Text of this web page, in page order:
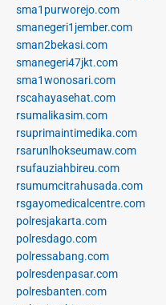
sma1purworejo.com
smanegeri1jember.com
sman2bekasi.com
smanegeri47jkt.com
sma1wonosari.com
rscahayasehat.com
rsumalikasim.com
rsuprimaintimedika.com
rsarunlhokseumaw.com
rsufauziahbireu.com
rsumumcitrahusada.com
rsgayomedicalcentre.com
polresjakarta.com
polresdago.com
polressabang.com
polresdenpasar.com
polresbanten.com